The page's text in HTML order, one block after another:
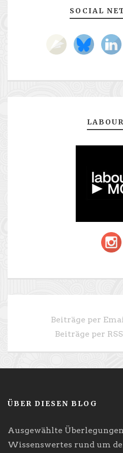
SOCIAL
Beiträge per
Beiträge per
ÜBER DIESEN BLOG
Ausgewählte
Wissenswertes rund um